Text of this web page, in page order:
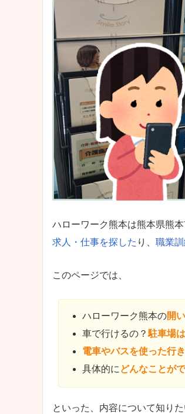
ハローワーク熊本は熊本県熊
求人・仕事を探した り、 職業
このページでは、
ハローワーク熊本の開
車で行けるの？ 駐車場
電車やバスを使った行
具体的に どんなことが
といった、内容について知り